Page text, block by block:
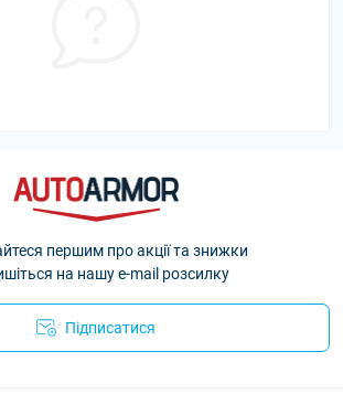
першим про акції та знижки
на нашу e-mail розсилку
Підписатися